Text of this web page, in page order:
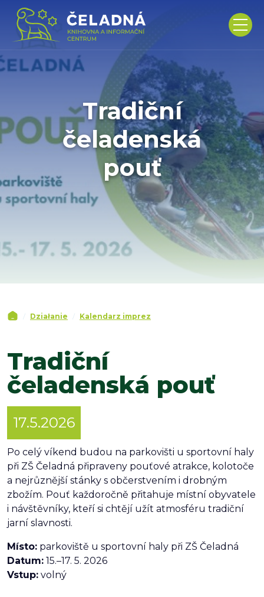
Tradiční
čeladenská
pouť
Działanie Kalendarz imprez
Tradiční
čeladenská pouť
17.5.2026
Po celý víkend budou na parkovišti u sportovní haly
při ZŠ Čeladná připraveny pouťové atrakce, kolotoče
a nejrůznější stánky s občerstvením i drobným
zbožím. Pouť každoročně přitahuje místní obyvatele
i návštěvníky, kteří si chtějí užít atmosféru tradiční
jarní slavnosti.
Místo: parkoviště u sportovní haly při ZŠ Čeladná
Datum: 15.–17. 5. 2026
Vstup: volný